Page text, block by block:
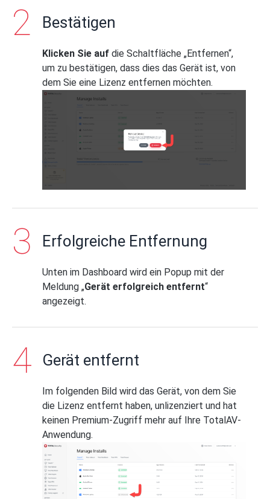
Bestätigen
Klicken Sie auf die Schaltfläche „Entfernen“,
um zu bestätigen, dass dies das Gerät ist, von
dem Sie eine Lizenz entfernen möchten.
Erfolgreiche Entfernung
Unten im Dashboard wird ein Popup mit der
Meldung „Gerät erfolgreich entfernt“
angezeigt.
Gerät entfernt
Im folgenden Bild wird das Gerät, von dem Sie
die Lizenz entfernt haben, unlizenziert und hat
keinen Premium-Zugriff mehr auf Ihre TotalAV-
Anwendung.